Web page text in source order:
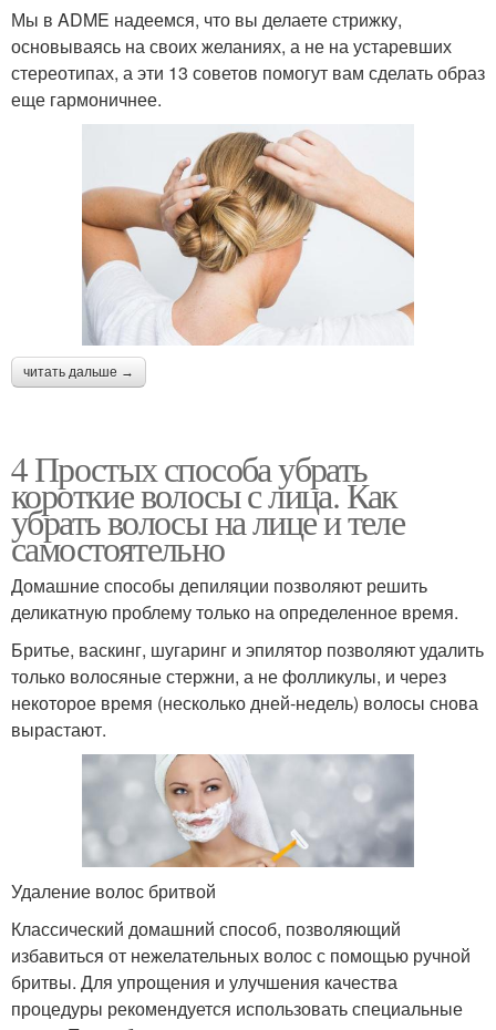
Мы в ADME надеемся, что вы делаете стрижку,
основываясь на своих желаниях, а не на устаревших
стереотипах, а эти 13 советов помогут вам сделать образ
еще гармоничнее.
читать дальше →
4 Простых способа убрать
короткие волосы с лица. Как
убрать волосы на лице и теле
самостоятельно
Домашние способы депиляции позволяют решить
деликатную проблему только на определенное время.
Бритье, васкинг, шугаринг и эпилятор позволяют удалить
только волосяные стержни, а не фолликулы, и через
некоторое время (несколько дней-недель) волосы снова
вырастают.
Удаление волос бритвой
Классический домашний способ, позволяющий
избавиться от нежелательных волос с помощью ручной
бритвы. Для упрощения и улучшения качества
процедуры рекомендуется использовать специальные